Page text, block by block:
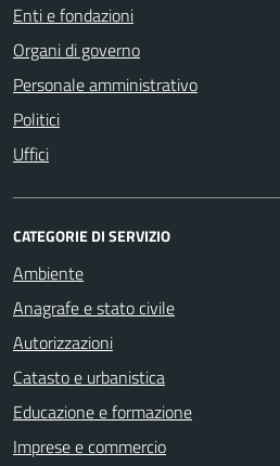
Enti e fondazioni
Organi di governo
Personale amministrativo
Politici
Uffici
CATEGORIE DI SERVIZIO
Ambiente
Anagrafe e stato civile
Autorizzazioni
Catasto e urbanistica
Educazione e formazione
Imprese e commercio